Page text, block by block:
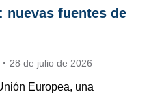
nuevas fuentes de
28 de julio de 2026
Europea, una